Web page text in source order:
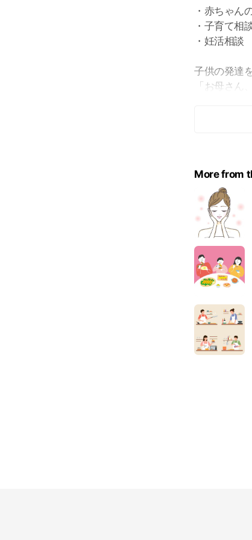
・赤ちゃん
・子育て相
・妊活相談
子供の発達
「お母さん
More from